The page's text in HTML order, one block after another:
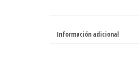
Información adicional